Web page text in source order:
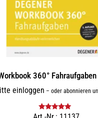
360° Fahraufgaben
einloggen – oder abonnieren
Bewertet mit